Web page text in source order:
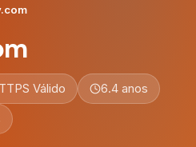
Válido 6.4 anos